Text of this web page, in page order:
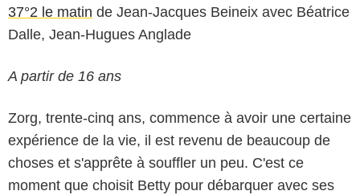
37°2 le matin de Jean-Jacques Beineix avec Béatrice
Dalle, Jean-Hugues Anglade
A partir de 16 ans
Zorg, trente-cinq ans, commence à avoir une certaine
expérience de la vie, il est revenu de beaucoup de
choses et s'apprête à souffler un peu. C'est ce
moment que choisit Betty pour débarquer avec ses